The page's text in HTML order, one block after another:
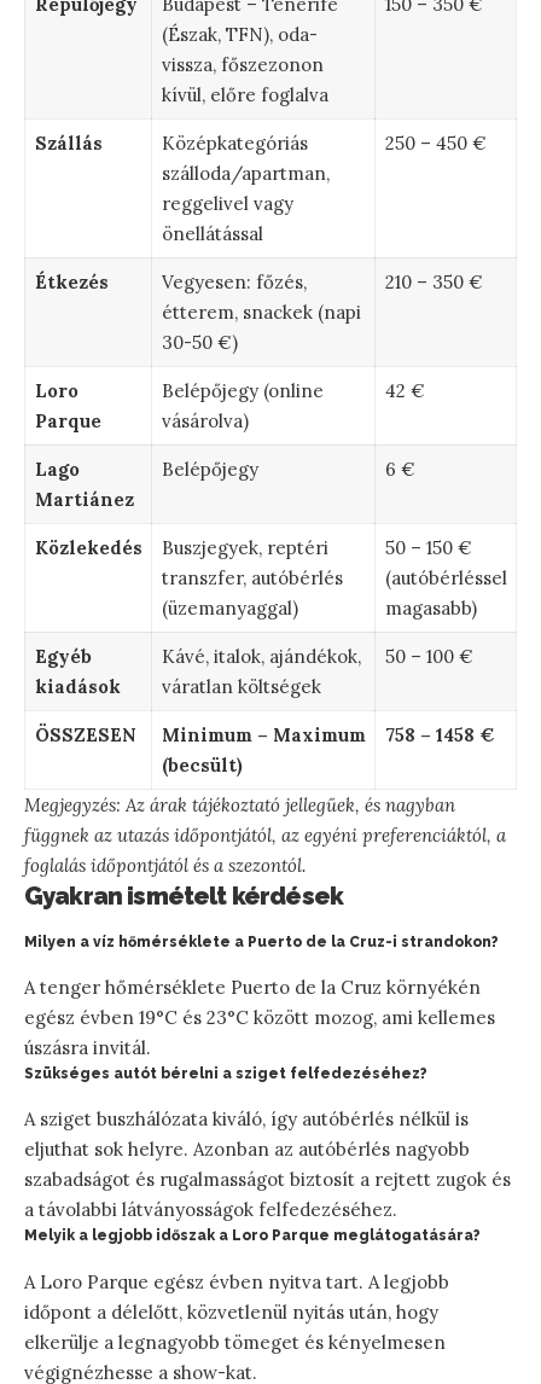
(Észak, TFN), oda-
vissza, főszezonon
kívül, előre foglalva
Szállás
Középkategóriás
szálloda/apartman,
reggelivel vagy
önellátással
250 – 450 €
Étkezés
Vegyesen: főzés,
étterem, snackek (napi
30-50 €)
210 – 350 €
Loro
Parque
Belépőjegy (online
vásárolva)
42 €
Lago
Martiánez
Belépőjegy 6 €
Közlekedés
Buszjegyek, reptéri
transzfer, autóbérlés
(üzemanyaggal)
50 – 150 €
(autóbérléssel
magasabb)
Egyéb
kiadások
Kávé, italok, ajándékok,
váratlan költségek
50 – 100 €
ÖSSZESEN
Minimum – Maximum
(becsült)
758 – 1458 €
Megjegyzés: Az árak tájékoztató jellegűek, és nagyban
függnek az utazás időpontjától, az egyéni preferenciáktól, a
foglalás időpontjától és a szezontól.
Gyakran ismételt kérdések
Milyen a víz hőmérséklete a Puerto de la Cruz-i strandokon?
A tenger hőmérséklete Puerto de la Cruz környékén
egész évben 19°C és 23°C között mozog, ami kellemes
úszásra invitál.
Szükséges autót bérelni a sziget felfedezéséhez?
A sziget buszhálózata kiváló, így autóbérlés nélkül is
eljuthat sok helyre. Azonban az autóbérlés nagyobb
szabadságot és rugalmasságot biztosít a rejtett zugok és
a távolabbi látványosságok felfedezéséhez.
Melyik a legjobb időszak a Loro Parque meglátogatására?
A Loro Parque egész évben nyitva tart. A legjobb
időpont a délelőtt, közvetlenül nyitás után, hogy
elkerülje a legnagyobb tömeget és kényelmesen
végignézhesse a show-kat.